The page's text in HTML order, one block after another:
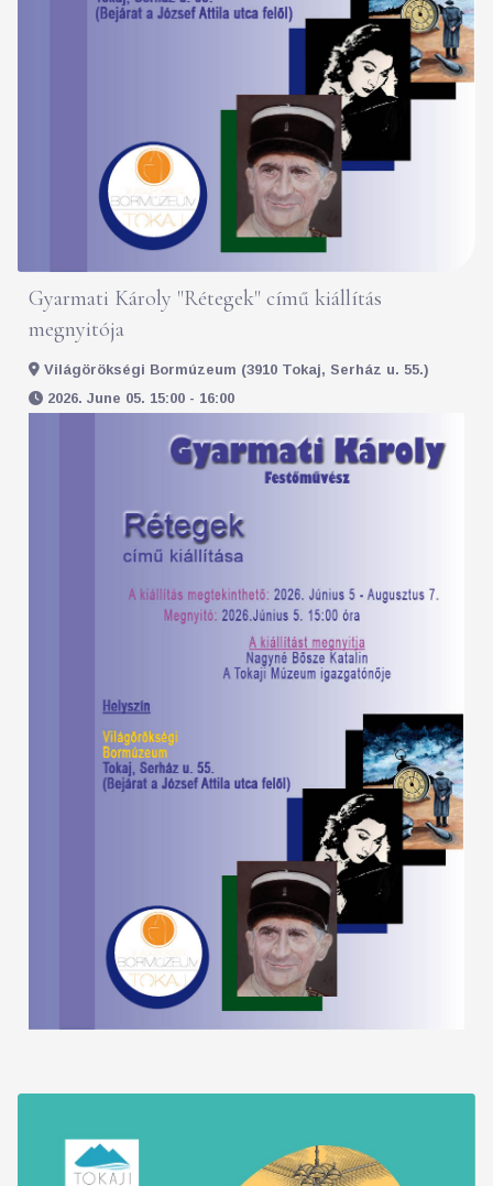
Gyarmati Károly "Rétegek" című kiállítás
megnyitója
Világörökségi Bormúzeum (3910 Tokaj, Serház u. 55.)
2026. June 05. 15:00 - 16:00